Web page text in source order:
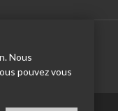
Russia
Nous
pouvez vous